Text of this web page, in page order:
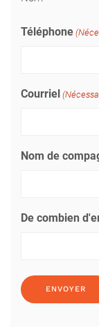
Téléphone
Courriel
Nom de
De combien